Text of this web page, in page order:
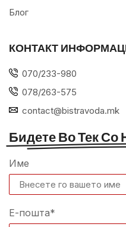
Блог
КОНТАКТ
070/233-980
078/263-575
contact@bistravoda.mk
Бидете Во Тек Со
Име
Е-пошта*